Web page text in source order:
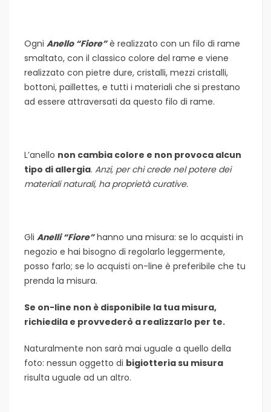
Ogni Anello “Fiore”è realizzato con un filo di rame
smaltato, con il classico colore del rame e viene
realizzato con pietre dure, cristalli, mezzi cristalli,
bottoni, paillettes, e tutti i materiali che si prestano
ad essere attraversati da questo filo di rame.
L’anello non cambia colore e non provoca alcun
tipo di allergia. Anzi, per chi crede nel potere dei
materiali naturali, ha proprietà curative.
Gli Anelli “Fiore”hanno una misura: se lo acquisti in
negozio e hai bisogno di regolarlo leggermente,
posso farlo; se lo acquisti on-line è preferibile che tu
prenda la misura.
Se on-line non è disponibile la tua misura,
richiedila e provvederò a realizzarlo per te.
Naturalmente non sarà mai uguale a quello della
foto: nessun oggetto di bigiotteria su misura
risulta uguale ad un altro.